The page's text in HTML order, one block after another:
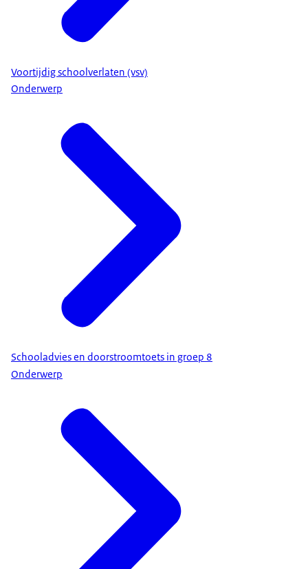
Voortijdig schoolverlaten (vsv)
Onderwerp
Schooladvies en doorstroomtoets in groep 8
Onderwerp